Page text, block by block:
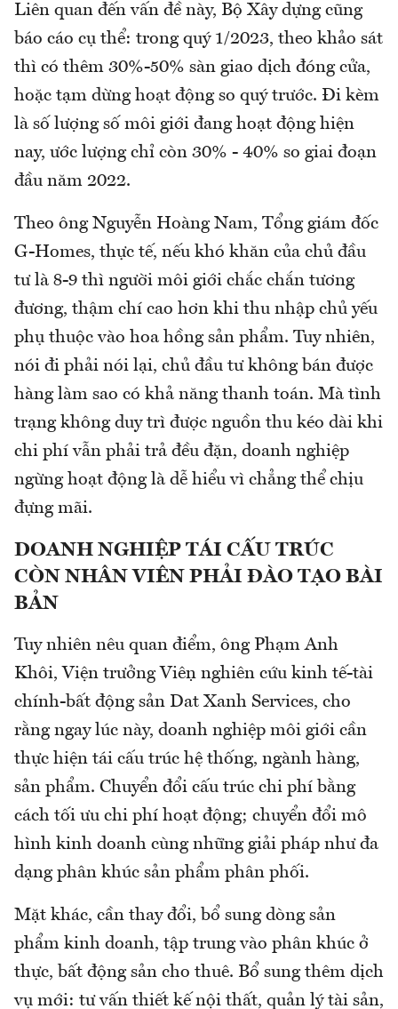
Liên quan đến vấn đề này, Bộ Xây dựng cũng
báo cáo cụ thể: trong quý 1/2023, theo khảo sát
thì có thêm 30%-50% sàn giao dịch đóng cửa,
hoặc tạm dừng hoạt động so quý trước. Đi kèm
là số lượng số môi giới đang hoạt động hiện
nay, ước lượng chỉ còn 30% - 40% so giai đoạn
đầu năm 2022.
Theo ông Nguyễn Hoàng Nam, Tổng giám đốc
G-Homes, thực tế, nếu khó khăn của chủ đầu
tư là 8-9 thì người môi giới chắc chắn tương
đương, thậm chí cao hơn khi thu nhập chủ yếu
phụ thuộc vào hoa hồng sản phẩm. Tuy nhiên,
nói đi phải nói lại, chủ đầu tư không bán được
hàng làm sao có khả năng thanh toán. Mà tình
trạng không duy trì được nguồn thu kéo dài khi
chi phí vẫn phải trả đều đặn, doanh nghiệp
ngừng hoạt động là dễ hiểu vì chẳng thể chịu
đựng mãi.
DOANH NGHIỆP TÁI CẤU TRÚC
CÒN NHÂN VIÊN PHẢI ĐÀO TẠO BÀI
BẢN
Tuy nhiên nêu quan điểm, ông Phạm Anh
Khôi, Viện trưởng Viện nghiên cứu kinh tế-tài
chính-bất động sản Dat Xanh Services, cho
rằng ngay lúc này, doanh nghiệp môi giới cần
thực hiện tái cấu trúc hệ thống, ngành hàng,
sản phẩm. Chuyển đổi cấu trúc chi phí bằng
cách tối ưu chi phí hoạt động; chuyển đổi mô
hình kinh doanh cùng những giải pháp như đa
dạng phân khúc sản phẩm phân phối.
Mặt khác, cần thay đổi, bổ sung dòng sản
phẩm kinh doanh, tập trung vào phân khúc ở
thực, bất động sản cho thuê. Bổ sung thêm dịch
vụ mới: tư vấn thiết kế nội thất, quản lý tài sản,